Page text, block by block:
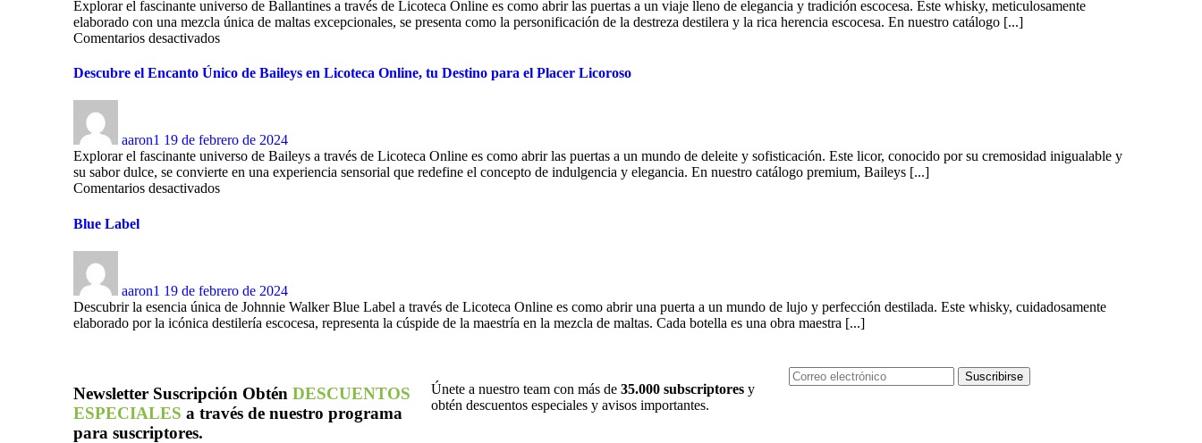
Explorar el fascinante universo de Ballantines a través de Licoteca Online es como abrir las puertas a un viaje lleno de elegancia y tradición escocesa. Este whisky, meticulosamente
elaborado con una mezcla única de maltas excepcionales, se presenta como la personificación de la destreza destilera y la rica herencia escocesa. En nuestro catálogo [...]
Comentarios desactivados
Descubre el Encanto Único de Baileys en Licoteca Online, tu Destino para el Placer Licoroso
aaron1 19 de febrero de 2024
Explorar el fascinante universo de Baileys a través de Licoteca Online es como abrir las puertas a un mundo de deleite y sofisticación. Este licor, conocido por su cremosidad inigualable y
su sabor dulce, se convierte en una experiencia sensorial que redefine el concepto de indulgencia y elegancia. En nuestro catálogo premium, Baileys [...]
Comentarios desactivados
Blue Label
aaron1 19 de febrero de 2024
Descubrir la esencia única de Johnnie Walker Blue Label a través de Licoteca Online es como abrir una puerta a un mundo de lujo y perfección destilada. Este whisky, cuidadosamente
elaborado por la icónica destilería escocesa, representa la cúspide de la maestría en la mezcla de maltas. Cada botella es una obra maestra [...]
Newsletter Suscripción Obtén DESCUENTOS
ESPECIALES a través de nuestro programa
para suscriptores.
Únete a nuestro team con más de 35.000 subscriptoresy
obtén descuentos especiales y avisos importantes.
Suscribirse